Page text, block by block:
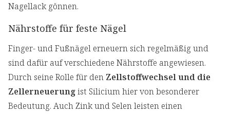
Nagellack gönnen.
Nährstoffe für feste Nägel
Finger- und Fußnägel erneuern sich regelmäßig und
sind dafür auf verschiedene Nährstoffe angewiesen.
Durch seine Rolle für den Zellstoffwechsel und die
Zellerneuerungist Silicium hier von besonderer
Bedeutung. Auch Zink und Selen leisten einen